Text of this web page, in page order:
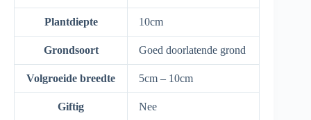
Plantdiepte 10cm
Grondsoort Goed doorlatende grond
Volgroeide breedte 5cm – 10cm
Giftig
Nee